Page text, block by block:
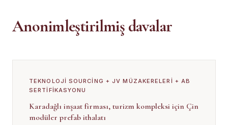
Anonimleştirilmiş davalar
TEKNOLOJI SOURCING + JV MÜZAKERELERI + AB
SERTIFIKASYONU
Karadağlı inşaat firması, turizm kompleksi için Çin
modüler prefab ithalatı